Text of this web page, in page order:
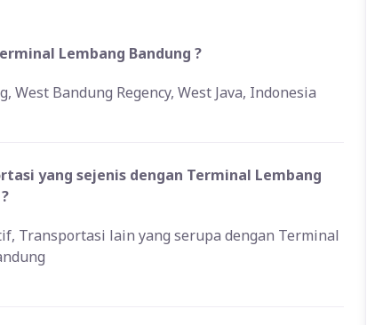
Lembang Bandung ?
Bandung Regency, West Java, Indonesia
yang sejenis dengan Terminal Lembang
Transportasi lain yang serupa dengan Terminal